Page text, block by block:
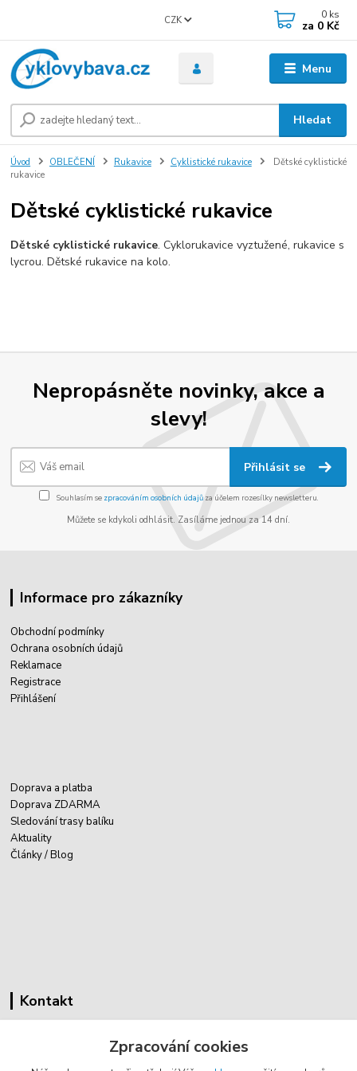
Menu
CZK
Hledat
0 ks
za 0 Kč
Úvod OBLEČENÍ Rukavice Cyklistické rukavice
Dětské cyklistické
rukavice
Dětské cyklistické rukavice
Dětské cyklistické rukavice. Cyklorukavice vyztužené, rukavice s
lycrou. Dětské rukavice na kolo.
Nepropásněte novinky, akce a
slevy!
Přihlásit se
Souhlasím se zpracováním osobních údajůza účelem rozesílky newsletteru.
Můžete se kdykoli odhlásit. Zasíláme jednou za 14 dní.
Informace pro zákazníky
Obchodní podmínky
Ochrana osobních údajů
Reklamace
Registrace
Přihlášení
Doprava a platba
Doprava ZDARMA
Sledování trasy balíku
Aktuality
Články / Blog
Kontakt
Zpracování cookies